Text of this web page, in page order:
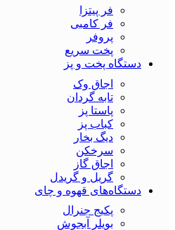
فر پیتزا
فر کامبی
پروفر
پخت سریع
دستگاه‌ پخت و پز
اجاق وک
تابه گردان
پاستا پز
کباب پز
دیگ بخار
سرخکن
اجاق گاز
گریل و گریدل
دستگاه‌های قهوه و چای
پکیج جنرال
بویلر آبجوش